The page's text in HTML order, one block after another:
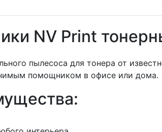
NV Print
пылесоса для тонера от
помощником в офисе или дома.